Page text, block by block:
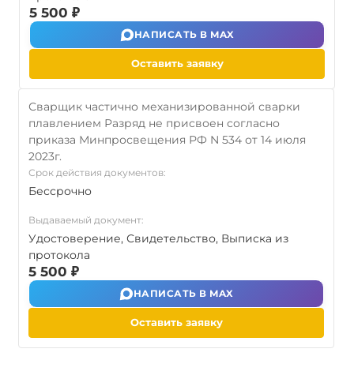
5 500 ₽
НАПИСАТЬ В MAX
Оставить заявку
Сварщик частично механизированной сварки
плавлением Разряд не присвоен согласно
приказа Минпросвещения РФ N 534 от 14 июля
2023г.
Срок действия документов:
Бессрочно
Выдаваемый документ:
Удостоверение, Свидетельство, Выписка из
протокола
5 500 ₽
НАПИСАТЬ В MAX
Оставить заявку